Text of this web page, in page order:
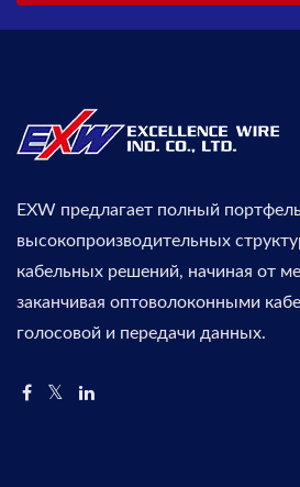
EXW предлагает полный
высокопроизводительных
кабельных решений, начиная от
заканчивая оптоволоконными
голосовой и передачи данных.